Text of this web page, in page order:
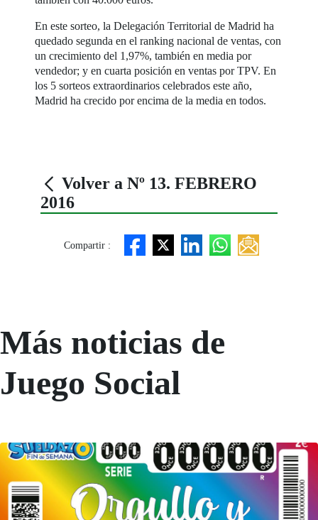
En este sorteo, la Delegación Territorial de Madrid ha
quedado segunda en el ranking nacional de ventas, con
un crecimiento del 1,97%, también en media por
vendedor; y en cuarta posición en ventas por TPV. En
los 5 sorteos extraordinarios celebrados este año,
Madrid ha crecido por encima de la media en todos.
Volver a Nº 13. FEBRERO
2016
Compartir :
Más noticias de
Juego Social